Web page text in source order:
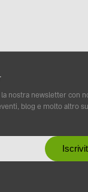
nostra newsletter con
blog e molto altro